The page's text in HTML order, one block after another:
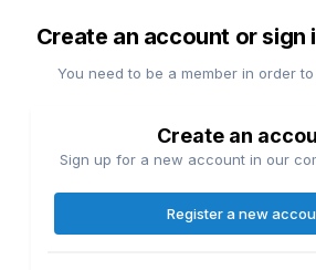
Create an account or sign
You need to be a member in order
Create an
Sign up for a new account in our
Register a new